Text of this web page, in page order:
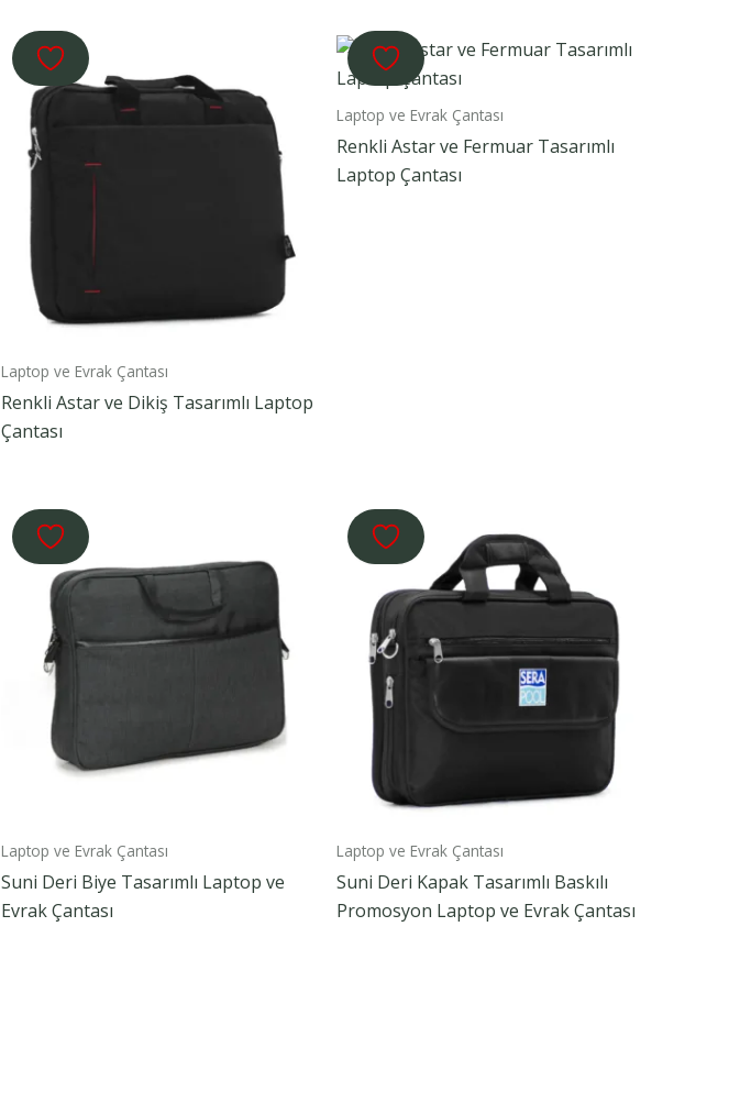
Laptop ve Evrak Çantası
Renkli Astar ve Dikiş Tasarımlı Laptop
Çantası
Laptop ve Evrak Çantası
Renkli Astar ve Fermuar Tasarımlı
Laptop Çantası
Laptop ve Evrak Çantası
Suni Deri Biye Tasarımlı Laptop ve
Evrak Çantası
Laptop ve Evrak Çantası
Suni Deri Kapak Tasarımlı Baskılı
Promosyon Laptop ve Evrak Çantası